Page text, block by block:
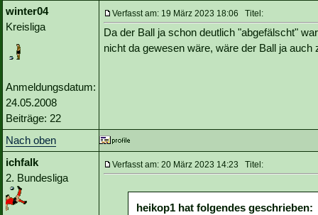
winter04
Kreisliga
Anmeldungsdatum:
24.05.2008
Beiträge: 22
Verfasst am: 19 März 2023 18:06 Titel:
Da der Ball ja schon deutlich "abgefälscht"
nicht da gewesen wäre, wäre der Ball ja
Nach oben
ichfalk
2. Bundesliga
Verfasst am: 20 März 2023 14:23 Titel:
heikop1 hat folgendes geschrieben: